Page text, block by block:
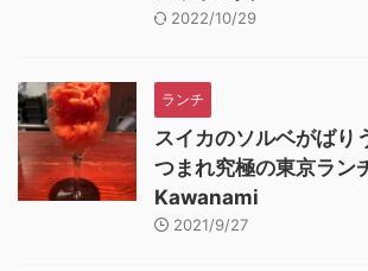
2022/10/29
ランチ
スイカのソルベがばり
つまれ究極の東京ラ
Kawanami
2021/9/27